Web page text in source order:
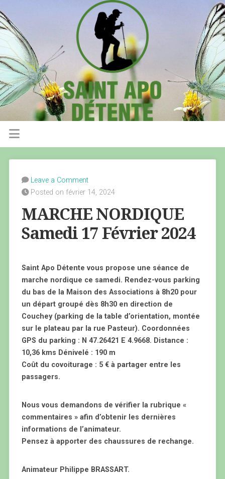
Leave a Comment
Posted on février 14, 2024
MARCHE NORDIQUE
Samedi 17 Février 2024
Saint Apo Détente vous propose une séance de
marche nordique ce samedi. Rendez-vous parking
du bas de la Maison des Associations à 8h20 pour
un départ groupé dès 8h30 en direction de
Couchey (parking de la table d’orientation, montée
sur le plateau par la rue Pasteur). Coordonnées
GPS du parking : N 47.26421 E 4.9668. Distance :
10,36 kms Dénivelé : 190 m
Coût du covoiturage : 5 € à partager entre les
passagers.
Nous vous demandons de vérifier la rubrique «
commentaires » afin d’obtenir les dernières
informations de l’animateur.
Pensez à apporter des chaussures de rechange.
Animateur Philippe BRASSART.